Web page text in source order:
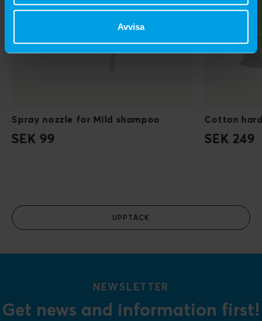
Avvisa
Spray nozzle for Mild shampoo
SEK 99
Cotton
SEK 249
UPPTÄCK
NEWSLETTER
Get news and information first!